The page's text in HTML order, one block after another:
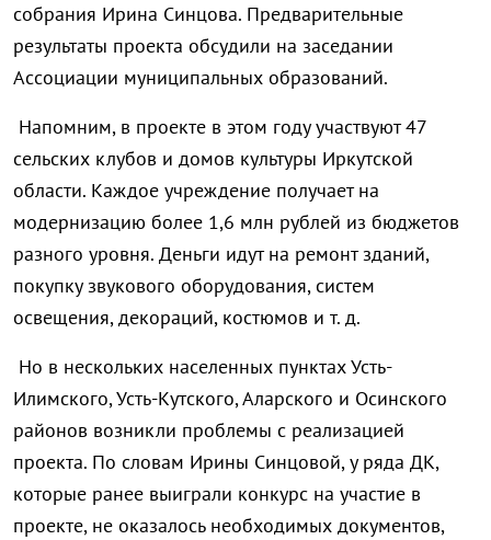
собрания Ирина Синцова. Предварительные
результаты проекта обсудили на заседании
Ассоциации муниципальных образований.
Напомним, в проекте в этом году участвуют 47
сельских клубов и домов культуры Иркутской
области. Каждое учреждение получает на
модернизацию более 1,6 млн рублей из бюджетов
разного уровня. Деньги идут на ремонт зданий,
покупку звукового оборудования, систем
освещения, декораций, костюмов и т. д.
Но в нескольких населенных пунктах Усть-
Илимского, Усть-Кутского, Аларского и Осинского
районов возникли проблемы с реализацией
проекта. По словам Ирины Синцовой, у ряда ДК,
которые ранее выиграли конкурс на участие в
проекте, не оказалось необходимых документов,